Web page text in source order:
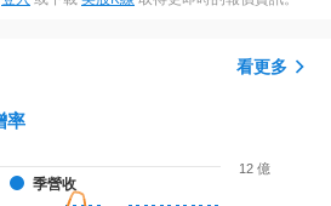
看更多
率
季營收
12 億